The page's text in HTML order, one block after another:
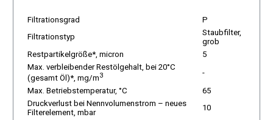
Filtrationsgrad
P
Filtrationstyp
Staubfilter,
grob
Restpartikelgröße*, micron
5
Max. verbleibender Restölgehalt, bei 20°C
(gesamt Öl)*, mg/m3
-
Max. Betriebstemperatur, °C
65
Druckverlust bei Nennvolumenstrom – neues
Filterelement, mbar
10